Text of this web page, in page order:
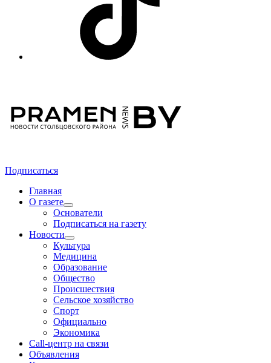
Подписаться
Главная
О газете
Основатели
Подписаться на газету
Новости
Культура
Медицина
Образование
Общество
Происшествия
Сельское хозяйство
Спорт
Официально
Экономика
Call-центр на связи
Объявления